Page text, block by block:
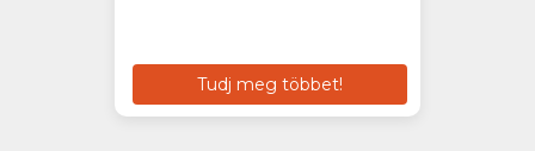
Tudj meg többet!